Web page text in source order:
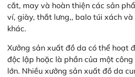
cắt, may và hoàn thiện các sản
ví, giày, thắt lưng,, balo túi xách
khác.
Xưởng sản xuất đồ da có thể hoạt
độc lập hoặc là phần của một
lớn. Nhiều xưởng sản xuất đồ da